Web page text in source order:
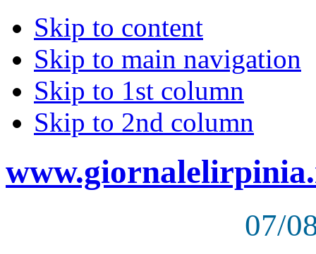
Skip to content
Skip to main navigation
Skip to 1st column
Skip to 2nd column
07/